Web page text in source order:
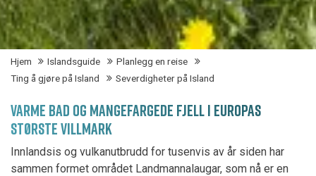
Hjem Islandsguide
Planlegg en reise
Ting å gjøre på Island
Severdigheter på Island
VARME BAD OG MANGEFARGEDE FJELL I EUROPAS
STØRSTE VILLMARK
Innlandsis og vulkanutbrudd for tusenvis av år siden har
sammen formet området Landmannalaugar, som nå er en